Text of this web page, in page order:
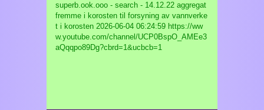
superb.ook.ooo - search - 14.12.22 aggregat
fremme i korosten til forsyning av vannverke
t i korosten 2026-06-04 06:24:59 https://ww
w.youtube.com/channel/UCP0BspO_AMEe3
aQqqpo89Dg?cbrd=1&ucbcb=1